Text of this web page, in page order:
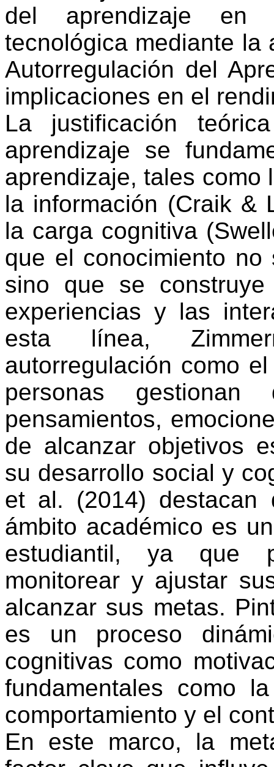
del aprendizaje en
tecnológica mediante la
Autorregulación del
implicaciones en el
La justificación
aprendizaje se
aprendizaje, tales como
la información (Craik &
la carga cognitiva (
que el conocimiento
sino que se
experiencias y las
esta línea,
autorregulación como
personas
pensamientos,
de alcanzar objetivos
su desarrollo social y
et al. (2014) destacan
ámbito académico es
estudiantil, ya que
monitorear y ajustar
alcanzar sus metas.
es un proceso
cognitivas como
fundamentales como
comportamiento y el
En este marco, la